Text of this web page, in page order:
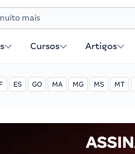
Cursos Artigos
ES GO MA MG MS MT